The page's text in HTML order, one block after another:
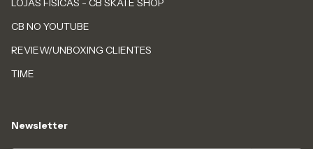
LOJAS FÍSICAS - CB SKATE SHOP
CB NO YOUTUBE
REVIEW/UNBOXING CLIENTES
TIME
Newsletter